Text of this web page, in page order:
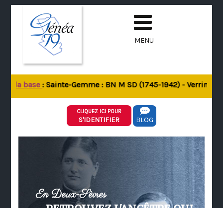
MENU
la base: Sainte-Gemme : BN M SD (1745-1942) - Verrines-
CLIQUEZ ICI POUR
S'IDENTIFIER BLOG
En Deux-Sèvres